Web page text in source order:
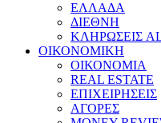
ΕΛΛΑΔΑ
ΔΙΕΘΝΗ
ΚΛΗΡΩΣΕΙΣ
ΟΙΚΟΝΟΜΙΚΗ
ΟΙΚΟΝΟΜΙΑ
REAL ESTATE
ΕΠΙΧΕΙΡΗΣΕΙΣ
ΑΓΟΡΕΣ